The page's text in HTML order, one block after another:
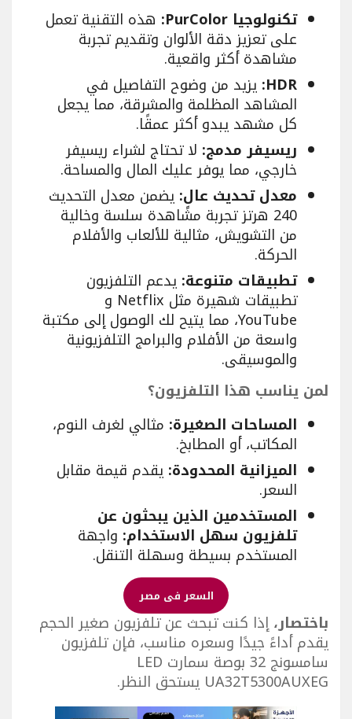
تكنولوجيا PurColor:
هذه التقنية تعمل
على تعزيز دقة الألوان وتقديم تجربة
مشاهدة أكثر واقعية.
HDR: يزيد من وضوح التفاصيل في
المشاهد المظلمة والمشرقة، مما يجعل
كل مشهد يبدو أكثر عمقًا.
ريسيفر مدمج: لا تحتاج لشراء ريسيفر
خارجي، مما يوفر عليك المال والمساحة.
معدل تحديث عالٍ: يضمن معدل التحديث
240 هرتز تجربة مشاهدة سلسة وخالية
من التشويش، مثالية للألعاب والأفلام
الحركة.
تطبيقات متنوعة: يدعم التلفزيون
تطبيقات شهيرة مثل Netflix و
YouTube، مما يتيح لك الوصول إلى مكتبة
واسعة من الأفلام والبرامج التلفزيونية
والموسيقى.
لمن يناسب هذا التلفزيون؟
المساحات الصغيرة: مثالي لغرف النوم،
المكاتب، أو المطابخ.
الميزانية المحدودة: يقدم قيمة مقابل
السعر.
المستخدمين الذين يبحثون عن
تلفزيون سهل الاستخدام: واجهة
المستخدم بسيطة وسهلة التنقل.
السعر فى مصر
باختصار،إذا كنت تبحث عن تلفزيون صغير الحجم
يقدم أداءً جيدًا وسعره مناسب، فإن تلفزيون
سامسونج 32 بوصة سمارت LED
UA32T5300AUXEG يستحق النظر.